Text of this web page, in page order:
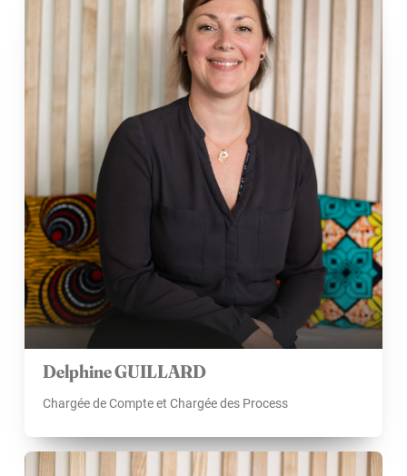
Delphine GUILLARD
Chargée de Compte et Chargée des Process